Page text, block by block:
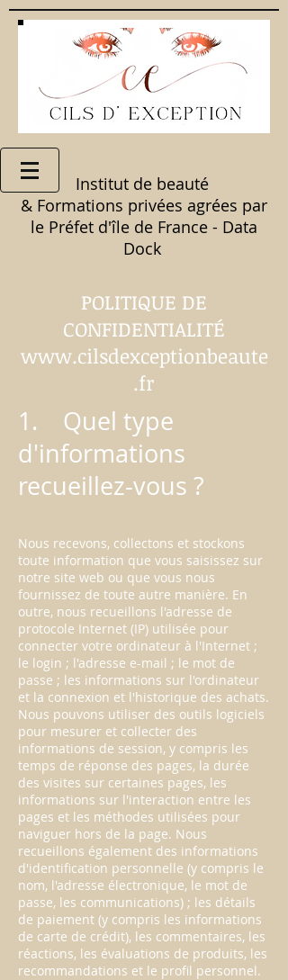
Institut de beauté
& Formations privées agrées par
le Préfet d'île de France - Data
Dock
POLITIQUE DE
CONFIDENTIALITÉ
www.cilsdexceptionbeaute
.fr
1. Quel type
d'informations
recueillez-vous ?
Nous recevons, collectons et stockons
toute information que vous saisissez sur
notre site web ou que vous nous
fournissez de toute autre manière. En
outre, nous recueillons l'adresse de
protocole Internet (IP) utilisée pour
connecter votre ordinateur à l'Internet ;
le login ; l'adresse e-mail ; le mot de
passe ; les informations sur l'ordinateur
et la connexion et l'historique des achats.
Nous pouvons utiliser des outils logiciels
pour mesurer et collecter des
informations de session, y compris les
temps de réponse des pages, la durée
des visites sur certaines pages, les
informations sur l'interaction entre les
pages et les méthodes utilisées pour
naviguer hors de la page. Nous
recueillons également des informations
d'identification personnelle (y compris le
nom, l'adresse électronique, le mot de
passe, les communications) ; les détails
de paiement (y compris les informations
de carte de crédit), les commentaires, les
réactions, les évaluations de produits, les
recommandations et le profil personnel.